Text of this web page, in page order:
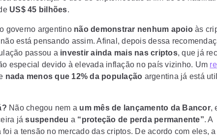
US$ 45 bilhões.
governo argentino não demonstrar nenhum apoioàs
está pensando assim. Afinal, depois dessa
passou a investir ainda mais nas criptos, que já
especial devido à elevada inflação no país vizinho. Um
nada menos que 12% da população argentina já está
Não chegou nem a um mês de lançamento da Bancor,
jásuspendeu a “proteção de perda permanente”. A
foi a tensão no mercado das criptos. De acordo com eles,